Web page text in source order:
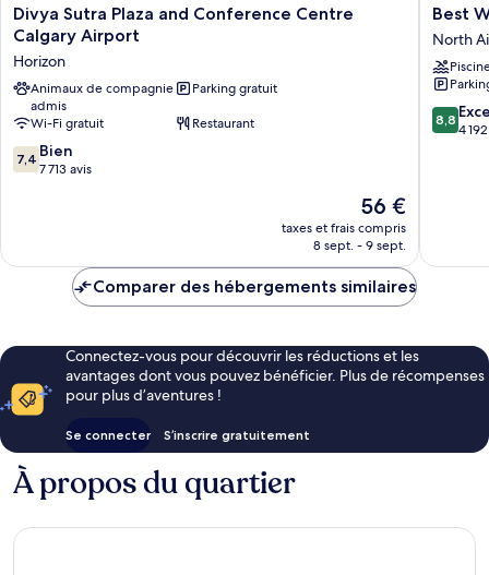
Divya
Sutra
Plaza
and
Conference
Centre
Calgary
Airport
Horizon
Divya Sutra Plaza and Conference Centre
Calgary Airport
Horizon
Animaux de compagnie
admis
Parking gratuit
Wi-Fi gratuit
Restaurant
7.4
sur
7,4 Bien
7 713 avis
Le
nouveau
prix
de
56 €
taxes et frais compris
8 sept. - 9 sept.
Best
Western
Plus
Port
O'Call
Hotel
North
Best
North
8.8
sur
8,8
4
Comparer des hébergements similaires
Connectez-vous pour découvrir les réductions et les
avantages dont vous pouvez bénéficier. Plus de récompenses
pour plus d’aventures !
Se connecter S’inscrire gratuitement
À propos du quartier